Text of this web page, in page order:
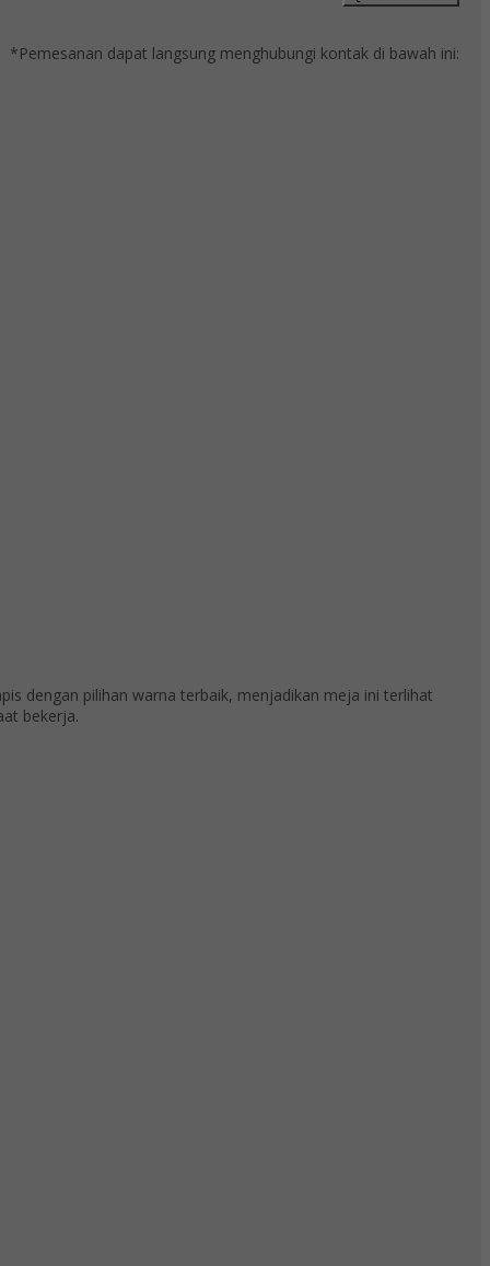
*Pemesanan dapat langsung menghubungi kontak di bawah ini:
dengan pilihan warna terbaik, menjadikan meja ini terlihat
bekerja.